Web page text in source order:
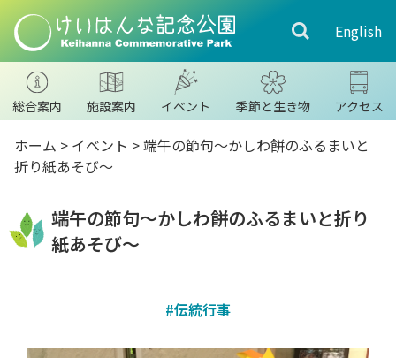
English
総合案内 施設案内 イベント 季節と生き物 アクセス
ホーム > イベント > 端午の節句～かしわ餅のふるまいと
折り紙あそび～
端午の節句～かしわ餅のふるまいと折り
紙あそび～
#伝統行事